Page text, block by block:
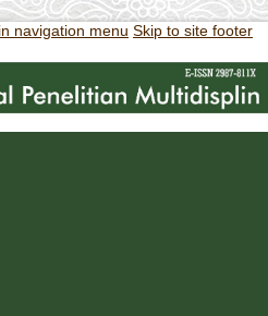
navigation menu Skip to site footer